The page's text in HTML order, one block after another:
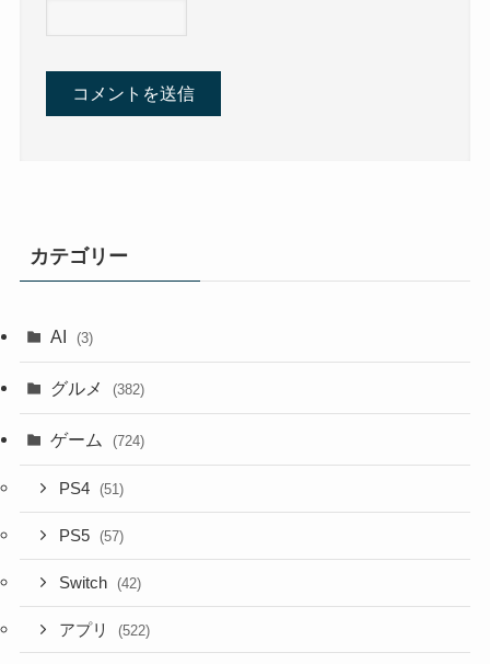
カテゴリー
AI (3)
グルメ (382)
ゲーム (724)
PS4 (51)
PS5 (57)
Switch (42)
アプリ (522)